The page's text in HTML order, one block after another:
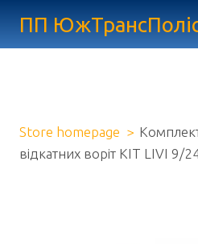
ПП
Store homepage
відкатних воріт KIT LIVI 9/